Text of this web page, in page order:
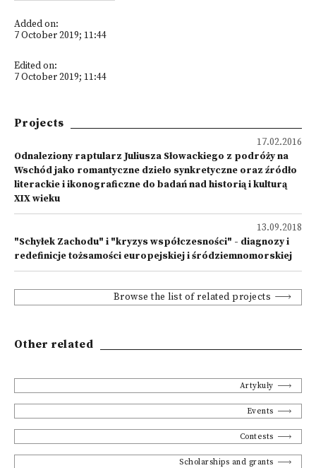
Added on:
7 October 2019; 11:44
Edited on:
7 October 2019; 11:44
Projects
17.02.2016
Odnaleziony raptularz Juliusza Słowackiego z podróży na
Wschód jako romantyczne dzieło synkretyczne oraz źródło
literackie i ikonograficzne do badań nad historią i kulturą
XIX wieku
13.09.2018
"Schyłek Zachodu" i "kryzys współczesności" - diagnozy i
redefinicje tożsamości europejskiej i śródziemnomorskiej
Browse the list of related projects
Other related
Artykuły
Events
Contests
Scholarships and grants